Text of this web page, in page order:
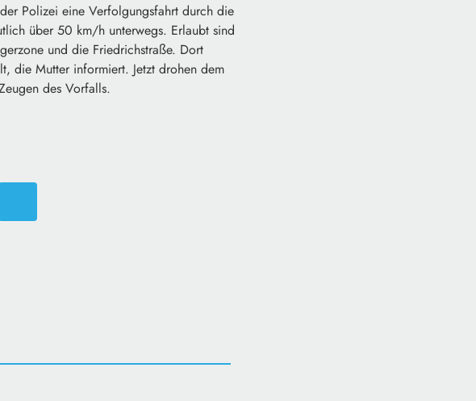
Polizei eine Verfolgungsfahrt durch die
über 50 km/h unterwegs. Erlaubt sind
und die Friedrichstraße. Dort
die Mutter informiert. Jetzt drohen dem
des Vorfalls.